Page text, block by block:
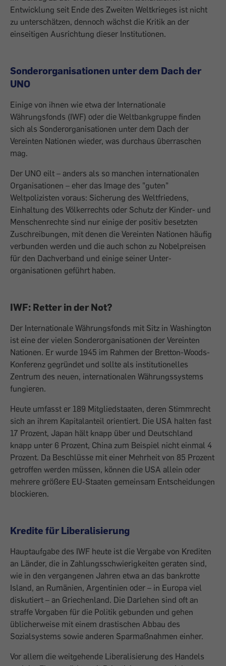
Entwicklung seit Ende des Zweiten Weltkrieges ist nicht
zu unterschätzen, dennoch wächst die Kritik an der
einseitigen Ausrichtung dieser Institutionen.
Sonderorganisationen unter dem Dach der
UNO
Einige von ihnen wie etwa der Internatio­nale
Währungsfonds (IWF) oder die Weltbankgruppe finden
sich als Sonderorganisationen unter dem Dach der
Vereinten Nationen wieder, was durchaus über­raschen
mag.
Der UNO eilt – anders als so manchen internationalen
Organisationen – eher das Image des "guten"
Weltpolizisten voraus: Sicherung des Weltfriedens,
Einhaltung des Völkerrechts oder Schutz der Kinder- und
Menschenrechte sind nur einige der positiv besetzten
Zuschreibungen, mit denen die Vereinten Nationen häufig
verbunden werden und die auch schon zu Nobelpreisen
für den Dachverband und einige seiner Unter­
organisationen geführt haben.
IWF: Retter in der Not?
Der Internationale Währungsfonds mit Sitz in Washington
ist eine der vielen Sonder­organisationen der Vereinten
Nationen. Er wurde 1945 im Rahmen der Bretton-Woods-
Konferenz gegründet und sollte als institutionelles
Zentrum des neuen, internationalen Währungssystems
fungieren.
Heute umfasst er 189 Mitgliedstaaten, deren Stimmrecht
sich an ihrem Kapital­anteil orientiert. Die USA halten fast
17 Prozent, Japan hält knapp über und Deutschland
knapp unter 6 Prozent, China zum Beispiel nicht einmal 4
Prozent. Da Beschlüsse mit einer Mehrheit von 85 Prozent
getroffen werden müssen, können die USA allein oder
mehrere größere EU-Staaten ­gemeinsam Entscheidungen
blockieren.
Kredite für Liberalisierung
Hauptaufgabe des IWF heute ist die Ver­gabe von Krediten
an Länder, die in Zahlungsschwierigkeiten geraten sind,
wie in den vergangenen Jahren etwa an das bankrotte
Island, an Rumänien, Argentinien oder – in Europa viel
diskutiert – an Griechenland. Die Darlehen sind oft an
straffe Vorgaben für die Politik gebunden und gehen
üblicherweise mit einem drastischen Abbau des
Sozialsystems sowie anderen Spar­maßnahmen einher.
Vor allem die weit­gehende Liberalisierung des Handels